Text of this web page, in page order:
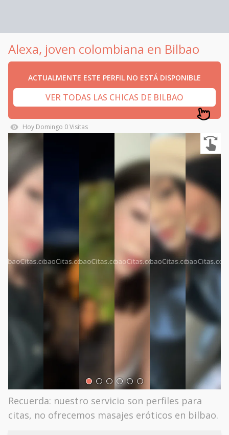
Alexa, joven colombiana en Bilbao
ACTUALMENTE ESTE PERFIL NO ESTÁ DISPONIBLE
VER TODAS LAS CHICAS DE BILBAO
Hoy Domingo 0Visitas
Recuerda: nuestro servicio son perfiles para
citas, no ofrecemos masajes eróticos en bilbao.